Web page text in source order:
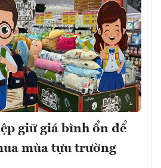
giữ giá bình ổn để
mùa tựu trường